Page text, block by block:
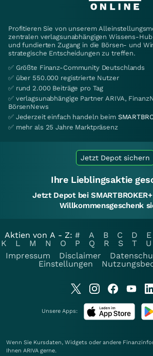
Profitieren Sie von unserem
zentralen verlagsunabhängigen Wissens-
und fundierten Zugang in die Börsen- und
strategische Entscheidungen zu treffen.
✅ Größte Finanz-Community Deutschlands
✅ über 550.000 registrierte Nutzer
✅ rund 2.000 Beiträge pro Tag
✅ verlagsunabhängige Partner ARIVA,
BörsenNews
✅ Jederzeit einfach handeln beim
✅ mehr als 25 Jahre Marktpräsenz
Jetzt Depot sichern
Ihre Lieblingsaktie
Jetzt Depot bei
Willkommensgeschenk
Aktien von A - Z: # A B C D E
K
L M N O P Q R S T U
Impressum
Disclaimer
Einstellungen
Unsere Apps:
Wenn Sie Kursdaten, Widgets oder andere
Ihnen ARIVA gerne.